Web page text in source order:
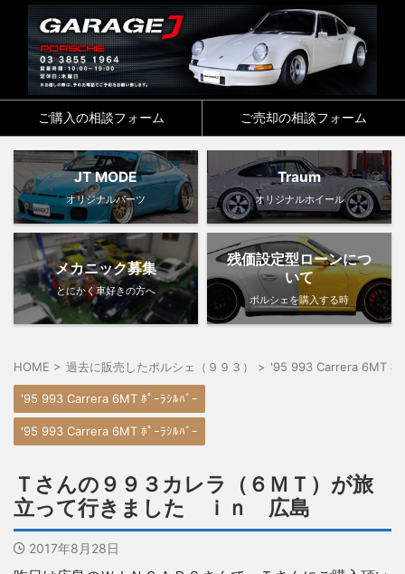
ご購入の相談フォーム ご売却の相談フォーム
JT MODE
オリジナルパーツ
Traum
オリジナルホイール
メカニック募集
とにかく車好きの方へ
残価設定型ローンにつ
いて
ポルシェを購入する時
HOME > 過去に販売したポルシェ（９９３） > '95 993 Carrera 6MT ﾎﾟ
'95 993 Carrera 6MT ﾎﾟｰﾗｼﾙﾊﾞｰ
'95 993 Carrera 6MT ﾎﾟｰﾗｼﾙﾊﾞｰ
Ｔさんの９９３カレラ（６ＭＴ）が旅
立って行きました ｉｎ 広島
2017年8月28日